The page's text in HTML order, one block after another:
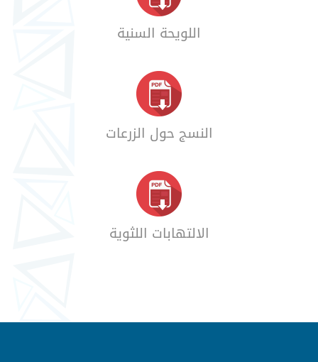
اللويحة السنية
النسج حول الزرعات
الالتهابات اللثوية